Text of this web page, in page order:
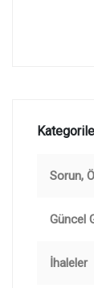
Sorun,
Güncel
İhaleler